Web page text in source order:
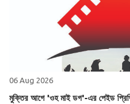
06 Aug 2026
মুক্তির আগে 'ওহ মাই ডগ'-এর পেইড